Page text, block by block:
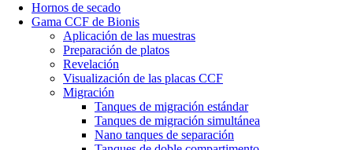
Hornos de secado
Gama CCF de Bionis
Aplicación de las muestras
Preparación de platos
Revelación
Visualización de las placas CCF
Migración
Tanques de migración estándar
Tanques de migración simultánea
Nano tanques de separación